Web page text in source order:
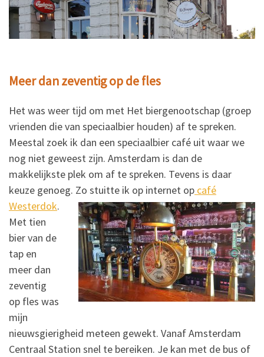
Meer dan zeventig op de fles
Het was weer tijd om met Het biergenootschap (groep
vrienden die van speciaalbier houden) af te spreken.
Meestal zoek ik dan een speciaalbier café uit waar we
nog niet geweest zijn. Amsterdam is dan de
makkelijkste plek om af te spreken. Tevens is daar
keuze genoeg. Zo stuitte ik op internet op café
Westerdok.
Met tien
bier van de
tap en
meer dan
zeventig
op fles was
mijn
nieuwsgierigheid meteen gewekt. Vanaf Amsterdam
Centraal Station snel te bereiken. Je kan met de bus of